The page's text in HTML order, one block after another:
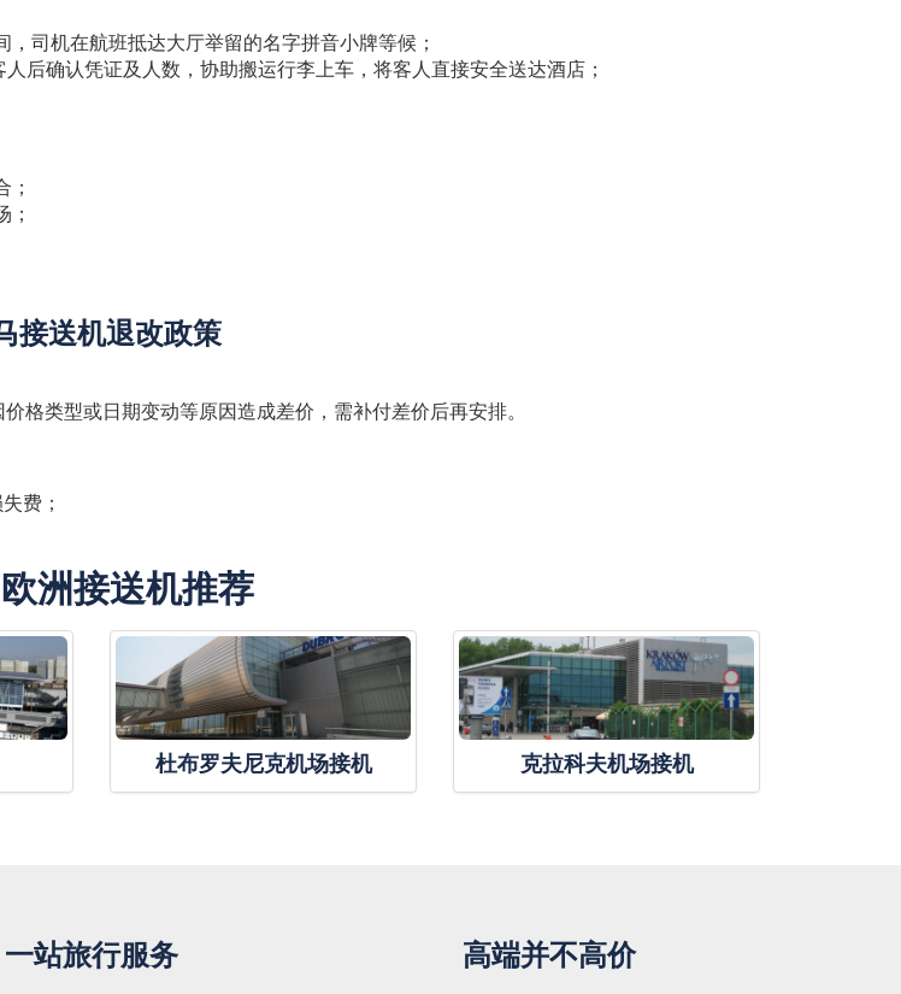
司机在航班抵达大厅举留的名字拼音小牌等候；
后确认凭证及人数，协助搬运行李上车，将客人直接安全送达酒店；
接送机退改政策
格类型或日期变动等原因造成差价，需补付差价后再安排。
费；
洲接送机推荐
杜布罗夫尼克机场接机 克拉科夫机场接机
一站旅行服务 高端并不高价